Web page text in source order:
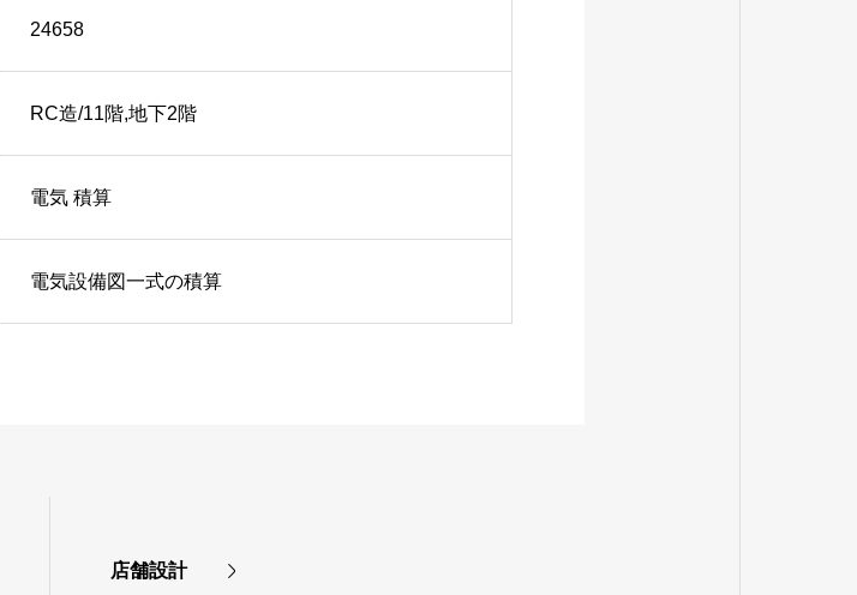
24658
RC造/11階,地下2階
電気 積算
電気設備図一式の積算
店舗設計